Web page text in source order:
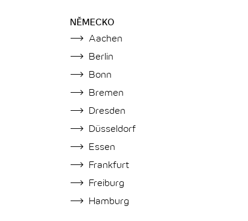
NĚMECKO
Aachen
Berlin
Bonn
Bremen
Dresden
Düsseldorf
Essen
Frankfurt
Freiburg
Hamburg